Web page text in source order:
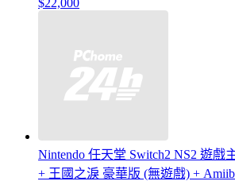
$22,000
Nintendo 任天堂 Switch2 NS2 遊戲
+ 王國之淚 豪華版 (無遊戲) +